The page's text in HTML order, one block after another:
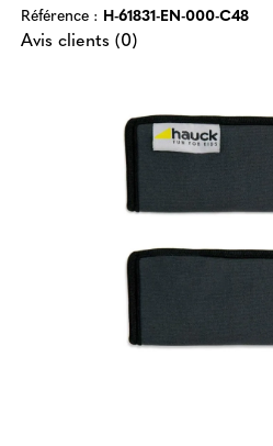
Référence : H-61831-EN-000-C48
Avis clients (0)